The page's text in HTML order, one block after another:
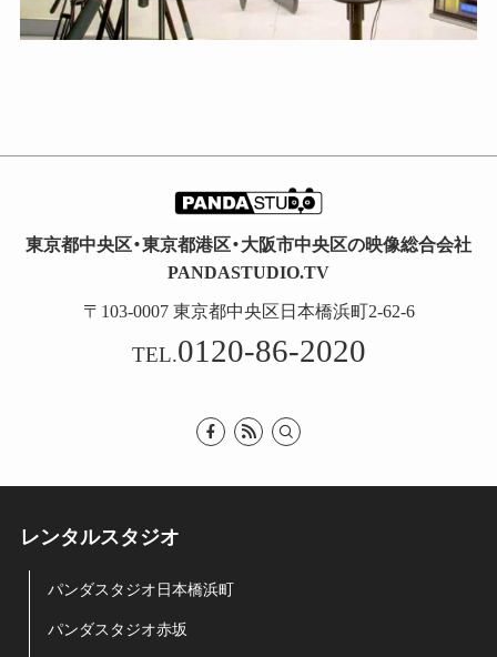
東京都中央区・東京都港区・大阪市中央区の映像総合会社
PANDASTUDIO.TV
〒103-0007 東京都中央区日本橋浜町2-62-6
TEL.0120-86-2020
レンタルスタジオ
パンダスタジオ日本橋浜町
パンダスタジオ赤坂